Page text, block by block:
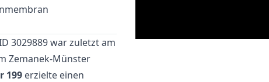
3029889 war zuletzt am
Zemanek-Münster
199 erzielte einen